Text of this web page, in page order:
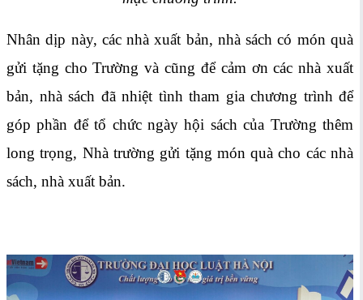
Nhân dịp này, các nhà xuất bản, nhà sách có món quà
gửi tặng cho Trường và cũng để cảm ơn các nhà xuất
bản, nhà sách đã nhiệt tình tham gia chương trình để
góp phần để tổ chức ngày hội sách của Trường thêm
long trọng, Nhà trường gửi tặng món quà cho các nhà
sách, nhà xuất bản.